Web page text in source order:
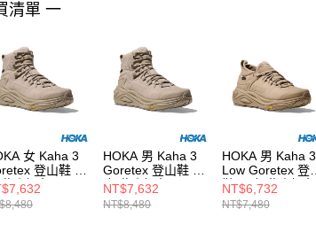
清單 一
女 Kaha 3
登山鞋 亞
麥奶色
HOKA 男 Kaha 3
Goretex 登山鞋 亞
麻/燕麥奶色
NT$7,632
NT$8,480
HOKA 男 Kaha 3
Low Goretex 登山
鞋 亞麻/燕麥奶色
NT$6,732
NT$7,480